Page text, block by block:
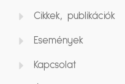
Cikkek, publikációk
Események
Kapcsolat